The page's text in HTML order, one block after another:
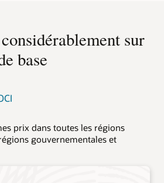
sur
base
prix dans toutes les régions
gouvernementales et